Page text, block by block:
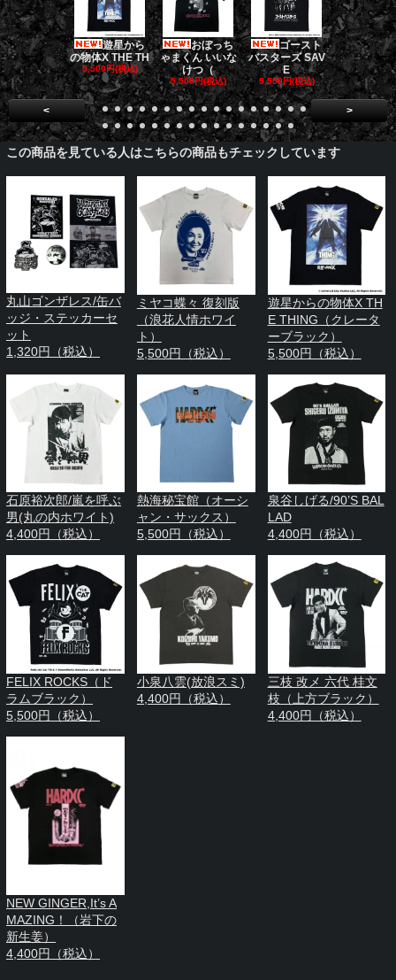
遊星から
の物体X THE TH
5,500円(税込)
おぼっち
ゃまくん いいな
けつ（
5,500円(税込)
ゴースト
バスターズ SAV
E
5,500円(税込)
ゴー
バスターズ
ージャ
5,500円(税
< >
この商品を見ている人はこちらの商品もチェックしています
丸山ゴンザレス/缶バ
ッジ・ステッカーセ
ット
1,320円（税込）
ミヤコ蝶々 復刻版
（浪花人情ホワイ
ト）
5,500円（税込）
遊星からの物体X TH
E THING（クレータ
ーブラック）
5,500円（税込）
石原裕次郎/嵐を呼ぶ
男(丸の内ホワイト)
4,400円（税込）
熱海秘宝館（オーシ
ャン・サックス）
5,500円（税込）
泉谷しげる/90’S BAL
LAD
4,400円（税込）
FELIX ROCKS（ド
ラムブラック）
5,500円（税込）
小泉八雲(放浪スミ)
4,400円（税込）
三枝 改メ 六代 桂文
枝（上方ブラック）
4,400円（税込）
NEW GINGER,It’s A
MAZING！（岩下の
新生姜）
4,400円（税込）